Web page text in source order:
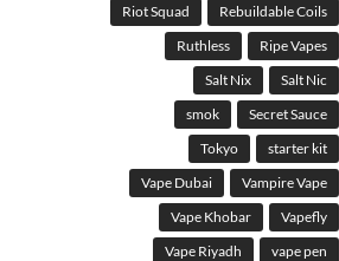
Rebuildable Coils
Riot Squad
Ripe Vapes
Ruthless
Salt Nic
Salt Nix
Secret Sauce
smok
starter kit
Tokyo
Vampire Vape
Vape Dubai
Vapefly
Vape Khobar
vape pen
Vape Riyadh